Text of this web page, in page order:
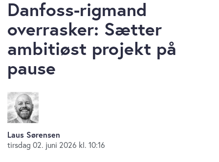
Danfoss-rigmand
overrasker: Sætter
ambitiøst projekt på
pause
Laus Sørensen
tirsdag 02. juni 2026 kl. 10:16